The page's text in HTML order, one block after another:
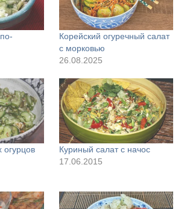
Корейский огуречный салат
с морковью
26.08.2025
Куриный салат с начос
17.06.2015